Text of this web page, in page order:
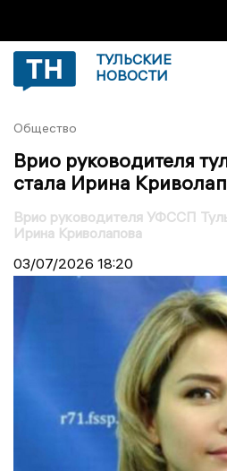
ТУЛЬСКИЕ
НОВОСТИ
Общество
Врио руководителя
стала Ирина
Врио руководителя УФССП
Ирина Криволапова
03/07/2026 18:20